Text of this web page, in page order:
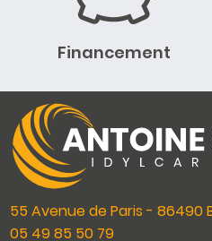
Financement
55 Avenue de Paris - 86490
05 49 85 50 79